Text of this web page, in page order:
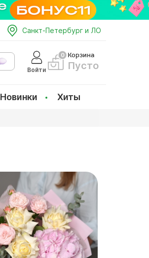
Санкт-Петербург и ЛО
Войти
Корзина
Пусто
Новинки Хиты